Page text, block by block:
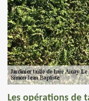
Les opérations de